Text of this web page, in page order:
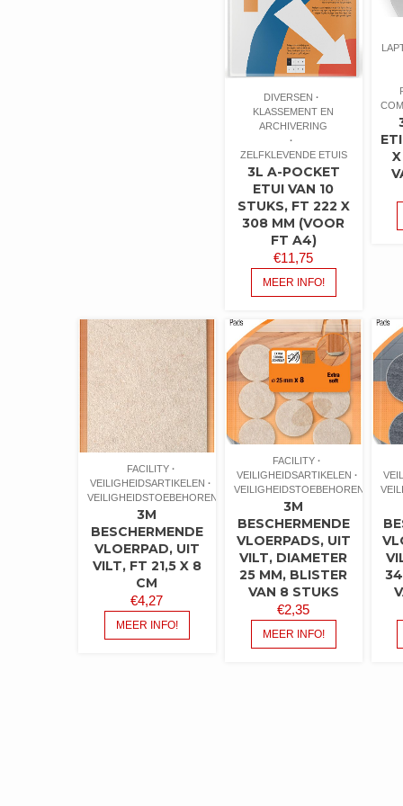
DIVERSEN
KLASSEMENT EN
ARCHIVERING
ZELFKLEVENDE ETUIS
3L A-POCKET
ETUI VAN 10
STUKS, FT 222 X
308 MM (VOOR
FT A4)
€11,75
MEER INFO!
FACILITY
VEILIGHEIDSARTIKELEN
VEILIGHEIDSTOEBEHOREN
3M
BESCHERMENDE
VLOERPAD, UIT
VILT, FT 21,5 X 8
CM
€4,27
MEER INFO!
FACILITY
VEILIGHEIDSARTIKELEN
VEILIGHEIDSTOEBEHOREN
3M
BESCHERMENDE
VLOERPADS, UIT
VILT, DIAMETER
25 MM, BLISTER
VAN 8 STUKS
€2,35
MEER INFO!